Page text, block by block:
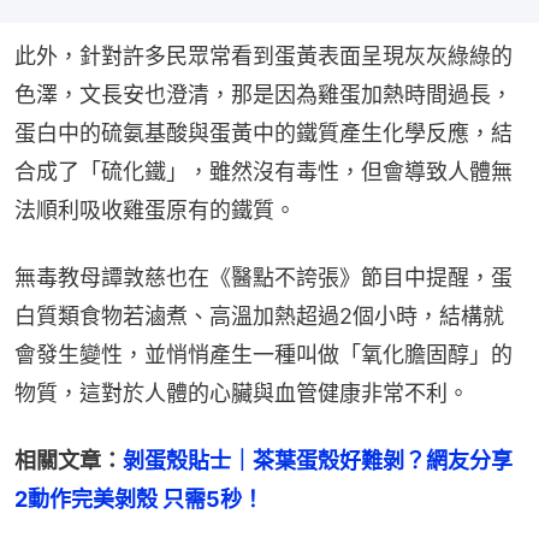
此外，針對許多民眾常看到蛋黃表面呈現灰灰綠綠的
色澤，文長安也澄清，那是因為雞蛋加熱時間過長，
蛋白中的硫氨基酸與蛋黃中的鐵質產生化學反應，結
合成了「硫化鐵」，雖然沒有毒性，但會導致人體無
法順利吸收雞蛋原有的鐵質。
無毒教母譚敦慈也在《醫點不誇張》節目中提醒，蛋
白質類食物若滷煮、高溫加熱超過2個小時，結構就
會發生變性，並悄悄產生一種叫做「氧化膽固醇」的
物質，這對於人體的心臟與血管健康非常不利。
相關文章： 剝蛋殼貼士｜茶葉蛋殼好難剝？網友分享
2動作完美剝殼 只需5秒！